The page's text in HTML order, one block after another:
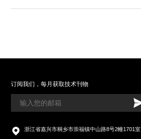
订阅我们，每月获取技术刊物
浙江省嘉兴市桐乡市崇福镇中山路8号2幢1701室